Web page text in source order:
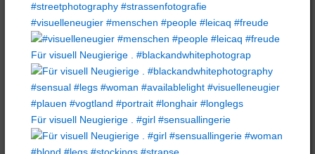
#visuelleneugier #menschen #people #leicaq #freude
Für visuell Neugierige . #blackandwhitephotograp
Für visuell Neugierige . #girl #sensuallingerie